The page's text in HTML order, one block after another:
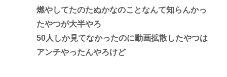
燃やしてたのたぬかなのことなんて知らんかっ
たやつが大半やろ
50人しか見てなかったのに動画拡散したやつは
アンチやったんやろけど